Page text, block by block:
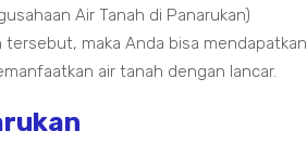
Air Tanah di Panarukan)
maka Anda bisa mendapatkan
air tanah dengan lancar.